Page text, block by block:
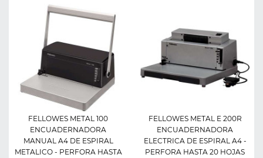
FELLOWES METAL 100
ENCUADERNADORA
MANUAL A4 DE ESPIRAL
METALICO - PERFORA HASTA
FELLOWES METAL E 200R
ENCUADERNADORA
ELECTRICA DE ESPIRAL A4 -
PERFORA HASTA 20 HOJAS